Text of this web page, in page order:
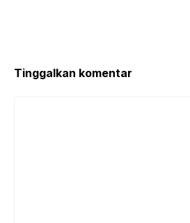
Tinggalkan komentar